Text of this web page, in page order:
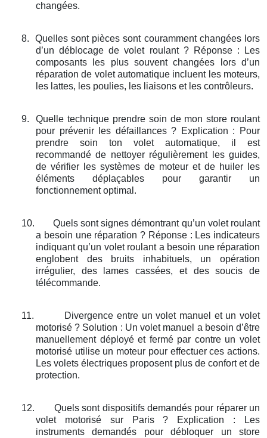
changées.
8.
Quelles sont pièces sont couramment changées lors
d’un déblocage de volet roulant ? Réponse : Les
composants les plus souvent changées lors d’un
réparation de volet automatique incluent les moteurs,
les lattes, les poulies, les liaisons et les contrôleurs.
9.
Quelle technique prendre soin de mon store roulant
pour prévenir les défaillances ? Explication : Pour
prendre soin ton volet automatique, il est
recommandé de nettoyer régulièrement les guides,
de vérifier les systèmes de moteur et de huiler les
éléments déplaçables pour garantir un
fonctionnement optimal.
10.
Quels sont signes démontrant qu’un volet roulant
a besoin une réparation ? Réponse : Les indicateurs
indiquant qu’un volet roulant a besoin une réparation
englobent des bruits inhabituels, un opération
irrégulier, des lames cassées, et des soucis de
télécommande.
11.
Divergence entre un volet manuel et un volet
motorisé ? Solution : Un volet manuel a besoin d’être
manuellement déployé et fermé par contre un volet
motorisé utilise un moteur pour effectuer ces actions.
Les volets électriques proposent plus de confort et de
protection.
12.
Quels sont dispositifs demandés pour réparer un
volet motorisé sur Paris ? Explication : Les
instruments demandés pour débloquer un store